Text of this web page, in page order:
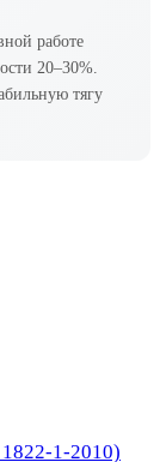
работе
20–30%.
тягу
1-2010)